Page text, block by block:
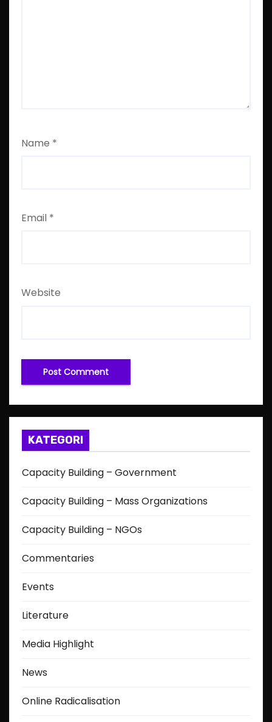
Name *
Email *
Website
KATEGORI
Capacity Building – Government
Capacity Building – Mass Organizations
Capacity Building – NGOs
Commentaries
Events
Literature
Media Highlight
News
Online Radicalisation